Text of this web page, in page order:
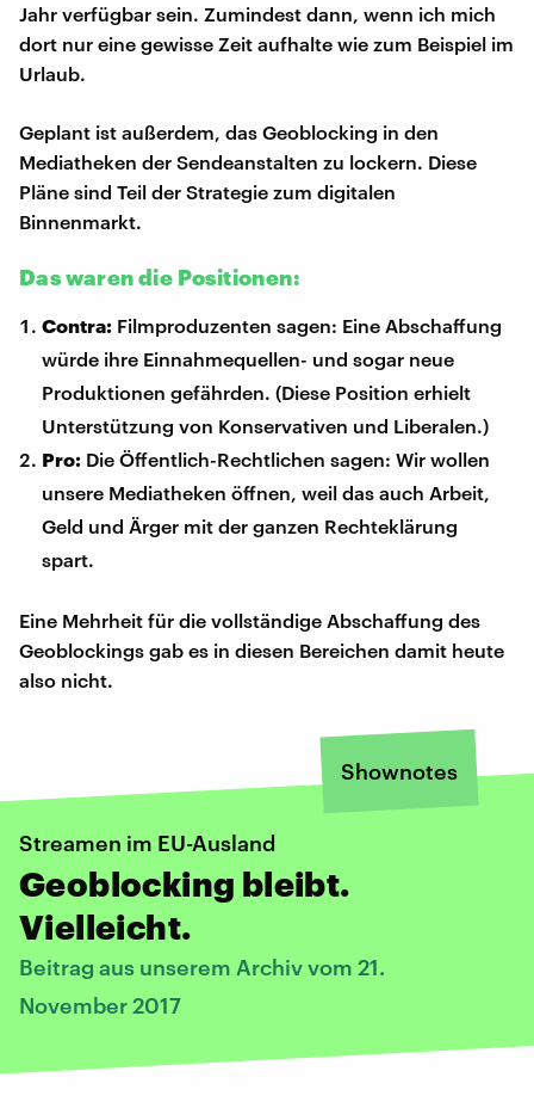
Jahr verfügbar sein. Zumindest dann, wenn ich mich
dort nur eine gewisse Zeit aufhalte wie zum Beispiel im
Urlaub.
Geplant ist außerdem, das Geoblocking in den
Mediatheken der Sendeanstalten zu lockern. Diese
Pläne sind Teil der Strategie zum digitalen
Binnenmarkt.
Das waren die Positionen:
Contra: Filmproduzenten sagen: Eine Abschaffung
würde ihre Einnahmequellen- und sogar neue
Produktionen gefährden. (Diese Position erhielt
Unterstützung von Konservativen und Liberalen.)
Pro: Die Öffentlich-Rechtlichen sagen: Wir wollen
unsere Mediatheken öffnen, weil das auch Arbeit,
Geld und Ärger mit der ganzen Rechteklärung
spart.
Eine Mehrheit für die vollständige Abschaffung des
Geoblockings gab es in diesen Bereichen damit heute
also nicht.
Shownotes
Streamen im EU-Ausland
Geoblocking bleibt.
Vielleicht.
Beitrag aus unserem Archiv vom 21.
November 2017